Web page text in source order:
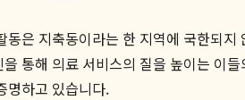
동은 지축동이라는 한 지역에 국한되
통해 의료 서비스의 질을 높이는 이
명하고 있습니다.